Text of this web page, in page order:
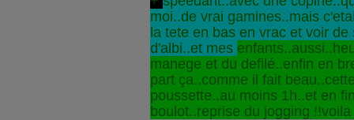
moi..de vrai gamines..mais
la tete en bas en vrac et voir
d'albi..et mes
manege et du defilé..enfin en
part ça..comme il fait
poussette..au moins 1h..et en
boulot..reprise du jogging